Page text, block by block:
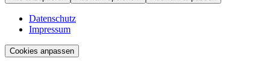
Datenschutz
Impressum
Cookies anpassen